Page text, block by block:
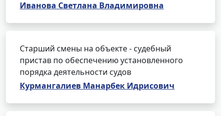
Иванова Светлана Владимировна
Старший смены на объекте - судебный
пристав по обеспечению установленного
порядка деятельности судов
Курмангалиев Манарбек Идрисович